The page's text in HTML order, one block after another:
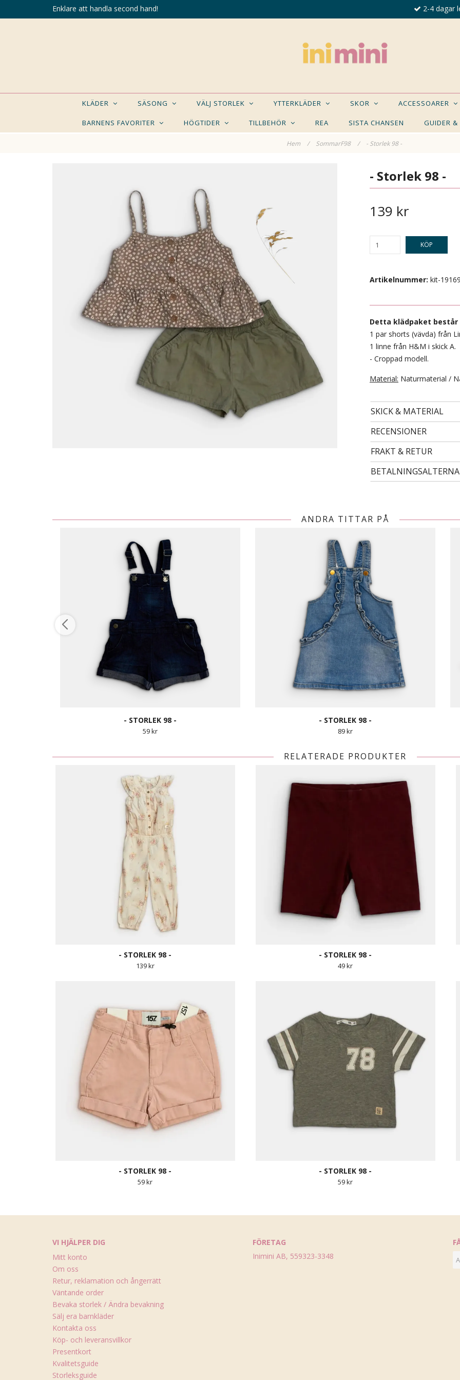
Enklare att handla second hand! 2-4 dagar
KLÄDER SÄSONG VÄLJ STORLEK YTTERKLÄDER SKOR ACCESSOARER
BARNENS FAVORITER HÖGTIDER TILLBEHÖR REA SISTA CHANSEN GUIDER
Hem / SommarF98 / - Storlek 98 -
KANSKE NÅGON AV DESSA PRODUKTER KAN
- STORLEK 98/104 -
- Storlek 98 -
139 kr
KÖP
Artikelnummer: kit-
Detta klädpaket består
1 par shorts (vävda) från
1 linne från H&M i skick A.
- Croppad modell.
Material: Naturmaterial /
SKICK & MATERIAL
RECENSIONER
FRAKT & RETUR
ANDRA TITTAR PÅ
- STORLEK 98 -
59 kr
- STORLEK 98 -
89 kr
RELATERADE PRODUKTER
- STORLEK 98 -
139 kr
- STORLEK 98 -
49 kr
- STORLEK 98 -
59 kr
- STORLEK 98 -
59 kr
VI HJÄLPER DIG
Mitt konto
Om oss
Retur, reklamation och ångerrätt
Väntande order
Bevaka storlek / Ändra bevakning
Sälj era barnkläder
Kontakta oss
Köp- och leveransvillkor
Presentkort
Kvalitetsguide
Storleksguide
FÖRETAG
Inimini AB, 559323-3348